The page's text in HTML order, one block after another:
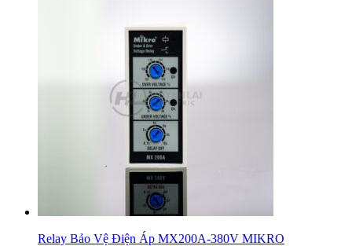
Relay Bảo Vệ Điện Áp MX200A-380V MIKRO